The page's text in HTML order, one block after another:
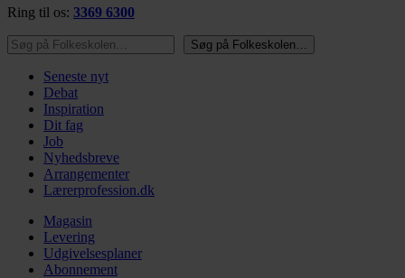
Ring til os: 3369 6300
Søg på Folkeskolen…
Søg på Folkeskolen…
Seneste nyt
Debat
Inspiration
Dit fag
Job
Nyhedsbreve
Arrangementer
Lærerprofession.dk
Magasin
Levering
Udgivelsesplaner
Abonnement